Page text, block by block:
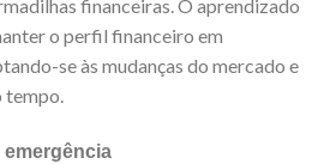
financeiras. O aprendizado
o perfil financeiro em
se às mudanças do mercado e
tempo.
emergência